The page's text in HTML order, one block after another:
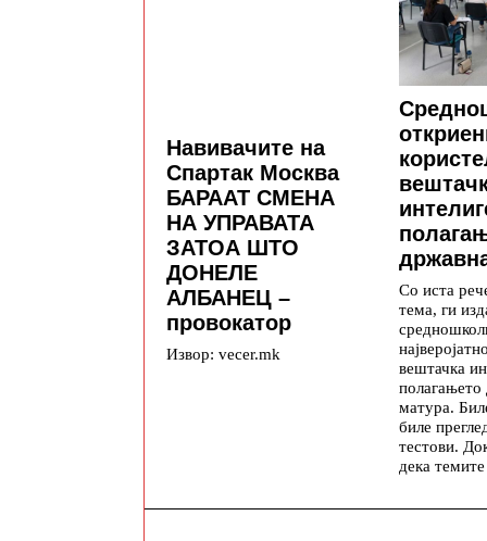
Навивачите на
Спартак Москва
БАРААТ СМЕНА
НА УПРАВАТА
ЗАТОА ШТО
ДОНЕЛЕ
АЛБАНЕЦ –
провокатор
Извор: vecer.mk
Со иста
тема, ги
вештачка
полагањето
матура.
биле
тестови.
дека